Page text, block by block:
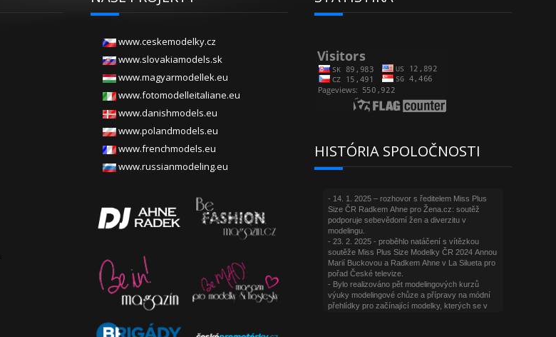
www.ceskemodelky.cz
www.slovakiamodels.sk
www.magyarmodellek.eu
www.fotomodelleitaliane.eu
www.danishmodels.eu
www.polandmodels.eu
www.frenchmodels.eu
www.russianmodeling.eu
HISTÓRIA SPOLOČNOSTI